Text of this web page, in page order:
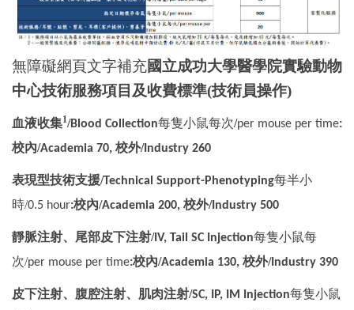
技術服務項目及收費標準
台灣小鼠診所與動物設施聯盟
高階儀器
『論文致謝』格式
活動照片
常見問題Q&A
無障礙網頁文字補充國立成功大學醫學院實驗動物
中心技術服務項目及收費標準(技術員操作)
血液收集1/Blood Collection每隻小鼠每次/per mouse per time:
校內/Academia 70, 校外/ Industry 260
表現型技術支援/Technical Support-Phenotyping每半小
時/0.5 hour:校內/Academia 200, 校外/ Industry 500
靜脈注射、尾部皮下注射/ IV, Tail SC Injection每隻小鼠每
次/per mouse per time:校內/Academia 130, 校外/ Industry 390
皮下注射、腹腔注射、肌肉注射/SC, IP, IM Injection每隻小鼠